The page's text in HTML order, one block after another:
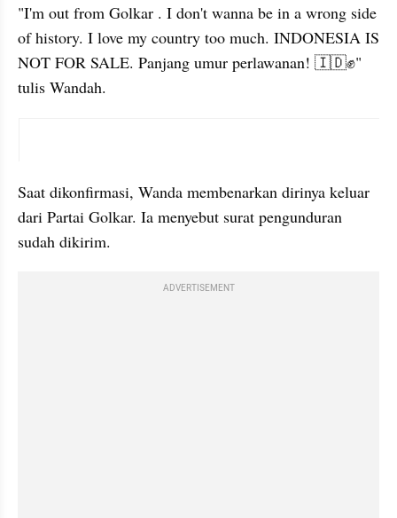
"I'm out from Golkar . I don't wanna be in a wrong side
of history. I love my country too much. INDONESIA IS
NOT FOR SALE. Panjang umur perlawanan! 🇮🇩✊"
tulis Wandah.
Saat dikonfirmasi, Wanda membenarkan dirinya keluar
dari Partai Golkar. Ia menyebut surat pengunduran
sudah dikirim.
ADVERTISEMENT